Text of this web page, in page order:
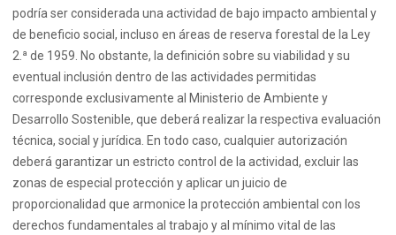
podría ser considerada una actividad de bajo impacto ambiental y
de beneficio social, incluso en áreas de reserva forestal de la Ley
2.ª de 1959. No obstante, la definición sobre su viabilidad y su
eventual inclusión dentro de las actividades permitidas
corresponde exclusivamente al Ministerio de Ambiente y
Desarrollo Sostenible, que deberá realizar la respectiva evaluación
técnica, social y jurídica. En todo caso, cualquier autorización
deberá garantizar un estricto control de la actividad, excluir las
zonas de especial protección y aplicar un juicio de
proporcionalidad que armonice la protección ambiental con los
derechos fundamentales al trabajo y al mínimo vital de las